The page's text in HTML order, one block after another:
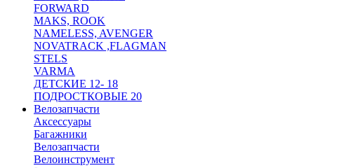
FORWARD
MAKS, ROOK
NAMELESS, AVENGER
NOVATRACK ,FLAGMAN
STELS
VARMA
ДЕТСКИЕ 12- 18
ПОДРОСТКОВЫЕ 20
Велозапчасти
Аксессуары
Багажники
Велозапчасти
Велоинструмент